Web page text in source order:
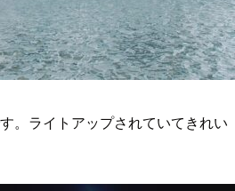
。ライトアップされていてきれい